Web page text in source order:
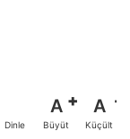
Dinle
A
Büyüt
A
Küçült